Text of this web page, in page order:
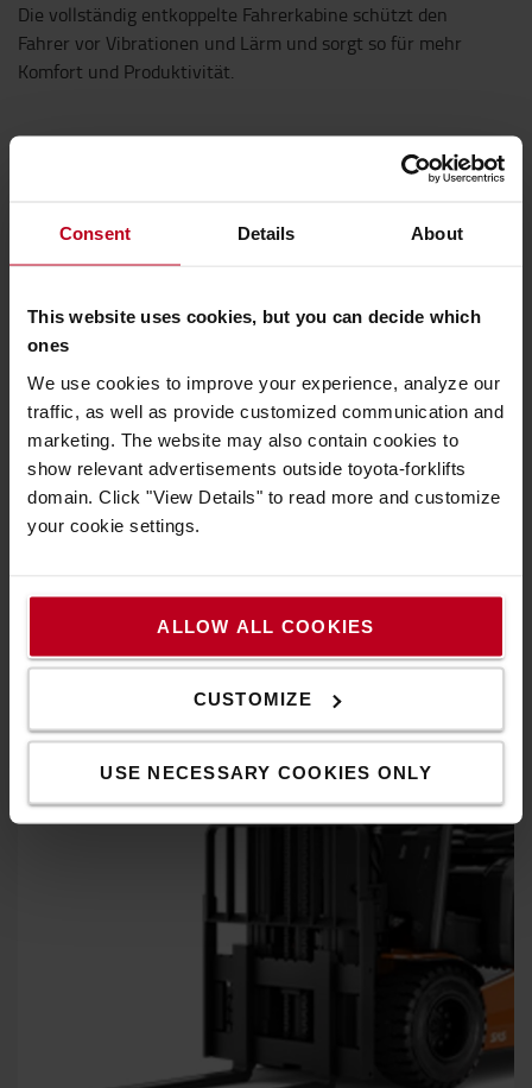
Consent Details About
This website uses cookies, but you can decide which
ones
We use cookies to improve your experience, analyze our
traffic, as well as provide customized communication and
marketing. The website may also contain cookies to
show relevant advertisements outside toyota-forklifts
domain. Click "View Details" to read more and customize
your cookie settings.
ALLOW ALL COOKIES
CUSTOMIZE
USE NECESSARY COOKIES ONLY
Die vollständig entkoppelte Fahrerkabine schützt den
Fahrer vor Vibrationen und Lärm und sorgt so für mehr
Komfort und Produktivität.
Das weltweit erste System, das aktiv die Stabilität des
Gabelstaplers überwacht. Das Toyota System für Aktive
Stabilität (SAS) bietet fortschrittliche Technologie für
und die Produktivität steigert.